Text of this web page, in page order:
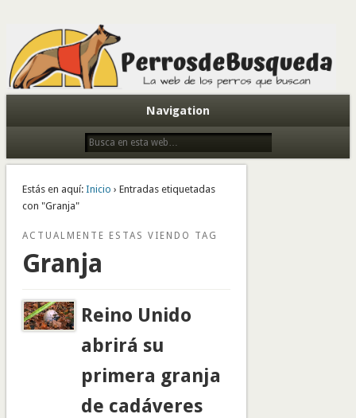
Todo sobre perros de búsqueda y detectores
Navigation
Estás en aquí: Inicio › Entradas etiquetadas
con "Granja"
ACTUALMENTE ESTAS VIENDO TAG
Granja
Reino Unido
abrirá su
primera granja
de cadáveres